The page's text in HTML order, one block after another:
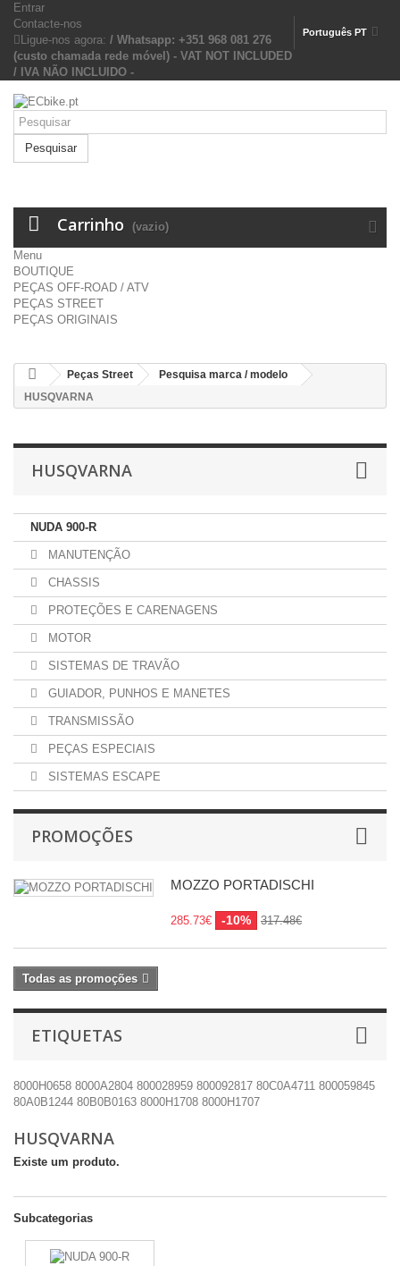
Entrar
Português PT
Contacte-nos
Ligue-nos agora: / Whatsapp: +351 968 081 276
(custo chamada rede móvel) - VAT NOT INCLUDED
/ IVA NÃO INCLUIDO -
Pesquisar
Carrinho (vazio)
Menu
BOUTIQUE
PEÇAS OFF-ROAD / ATV
PEÇAS STREET
PEÇAS ORIGINAIS
Peças Street
Pesquisa marca / modelo
HUSQVARNA
HUSQVARNA
NUDA 900-R
MANUTENÇÃO
CHASSIS
PROTEÇÕES E CARENAGENS
MOTOR
SISTEMAS DE TRAVÃO
GUIADOR, PUNHOS E MANETES
TRANSMISSÃO
PEÇAS ESPECIAIS
SISTEMAS ESCAPE
PROMOÇÕES
MOZZO PORTADISCHI
285.73€ -10% 317.48€
Todas as promoções
ETIQUETAS
8000H0658 8000A2804 800028959 800092817 80C0A4711 800059845
80A0B1244 80B0B0163 8000H1708 8000H1707
HUSQVARNA
Existe um produto.
Subcategorias